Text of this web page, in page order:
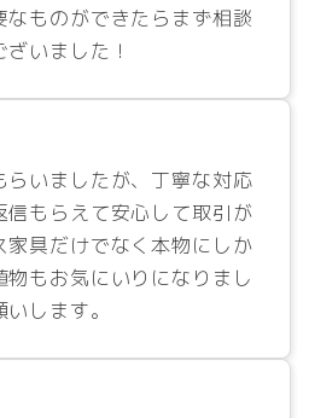
ものができたらまず相談
いました！
らいましたが、丁寧な対応
信もらえて安心して取引が
具だけでなく本物にしか
物もお気にいりになりまし
します。